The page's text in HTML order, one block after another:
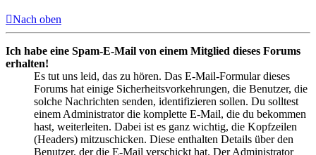
Nach oben
Ich habe eine Spam-E-Mail von einem Mitglied dieses Forums
erhalten!
Es tut uns leid, das zu hören. Das E-Mail-Formular dieses
Forums hat einige Sicherheitsvorkehrungen, die Benutzer, die
solche Nachrichten senden, identifizieren sollen. Du solltest
einem Administrator die komplette E-Mail, die du bekommen
hast, weiterleiten. Dabei ist es ganz wichtig, die Kopfzeilen
(Headers) mitzuschicken. Diese enthalten Details über den
Benutzer, der die E-Mail verschickt hat. Der Administrator